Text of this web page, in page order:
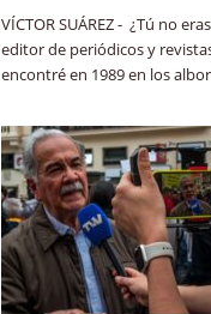
VÍCTOR SUÁREZ - ¿Tú no
editor de periódicos y
encontré en 1989 en los